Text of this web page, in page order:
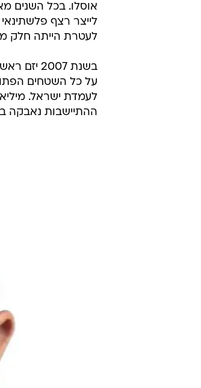
אוסלו. בכל השנים
לייצר רצף
לעטרת הייתה חלק
בשנת
על כל השטחים
ההתיישבות נאבקה